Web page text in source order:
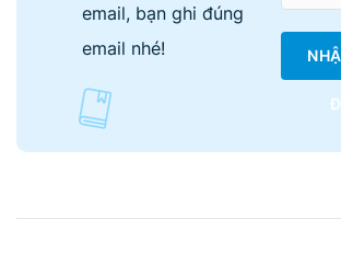
email, bạn ghi đúng
email nhé!